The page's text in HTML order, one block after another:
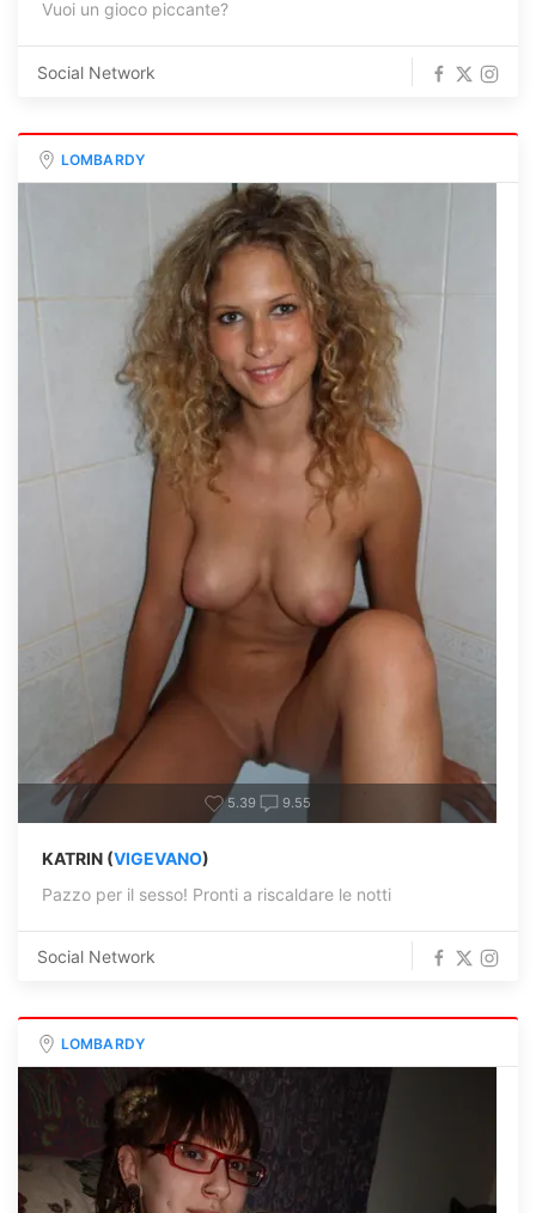
Vuoi un gioco piccante?
Social Network
LOMBARDY
5.39 9.55
KATRIN (VIGEVANO)
Pazzo per il sesso! Pronti a riscaldare le notti
Social Network
LOMBARDY